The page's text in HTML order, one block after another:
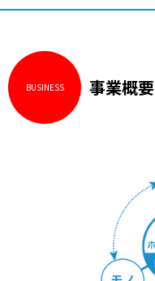
BUSINESS 事業概要